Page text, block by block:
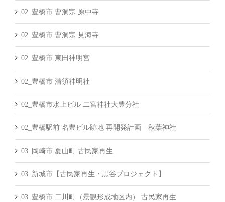
02_豊橋市 曹洞宗 原中寺
02_豊橋市 曹洞宗 見海寺
02_豊橋市 東田神明宮
02_豊橋市 清須神明社
02_豊橋市水上ビル 二宮神社大豊分社
02_豊橋駅前 名豊ビル跡地 再開発計画 秋葉神社
03_岡崎市 夏山町 古民家再生
03_新城市【古民家再生・黒谷プロジェクト】
03_豊橋市 二川町（景観形成地区内） 古民家再生